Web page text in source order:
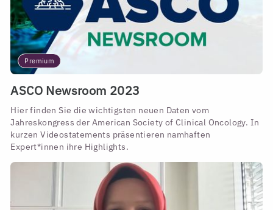
Premium
ASCO Newsroom 2023
Hier finden Sie die wichtigsten neuen Daten vom
Jahreskongress der American Society of Clinical Oncology. In
kurzen Videostatements präsentieren namhaften
Expert*innen ihre Highlights.